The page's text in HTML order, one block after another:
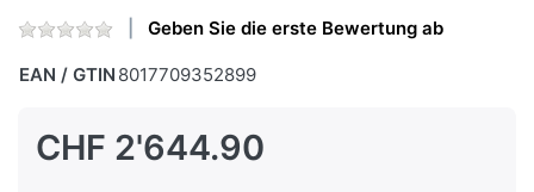
Geben Sie die erste Bewertung ab
EAN / GTIN 8017709352899
CHF 2'644.90